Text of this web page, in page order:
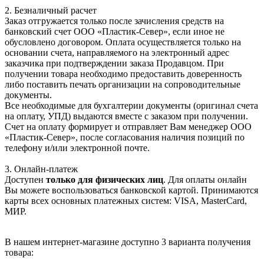
2. Безналичный расчет
Заказ отгружается только после зачисления средств на
банковский счет ООО «Пластик-Север», если иное не
обусловлено договором. Оплата осуществляется только на
основании счета, направляемого на электронный адрес
заказчика при подтверждении заказа Продавцом. При
получении товара необходимо предоставить доверенность
либо поставить печать организации на сопроводительные
документы.
Все необходимые для бухгалтерии документы (оригинал счета
на оплату, УПД) выдаются вместе с заказом при получении.
Счет на оплату формирует и отправляет Вам менеджер ООО
«Пластик-Север», после согласования наличия позиций по
телефону и/или электронной почте.
3. Онлайн-платеж
Доступен только для физических лиц. Для оплаты онлайн
Вы можете воспользоваться банковской картой. Принимаются
карты всех основных платежных систем: VISA, MasterCard,
МИР.
В нашем интернет-магазине доступно 3 варианта получения
товара: